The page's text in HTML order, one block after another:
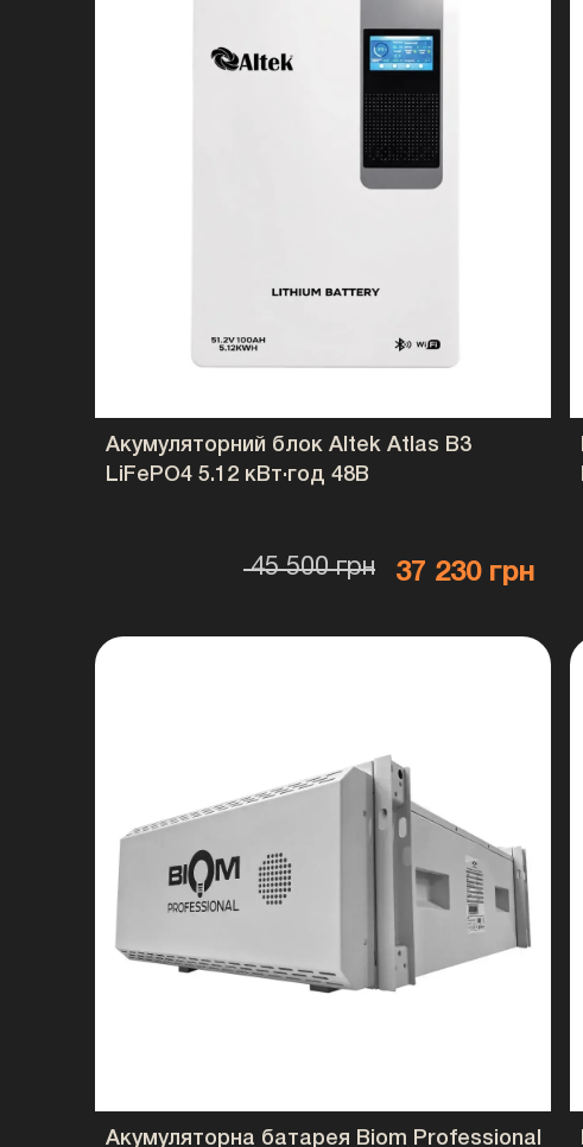
Акумуляторний блок Altek Atlas B3
LiFePO4 5.12 кВт·год 48В
45 500 грн 37 230 грн
Акумуляторна батарея Biom Professional